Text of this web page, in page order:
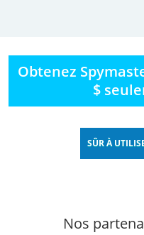
Obtenez
$
SÛR À
Nos